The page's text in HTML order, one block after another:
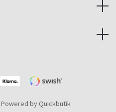
Powered by Quickbutik